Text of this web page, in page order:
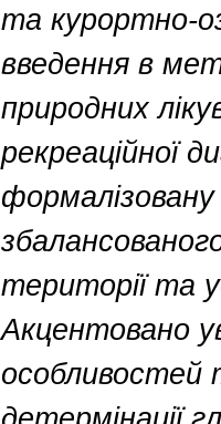
та курортно-
введення в
природних
рекреаційної
формалізовану
території та
Акцентовано
особливостей